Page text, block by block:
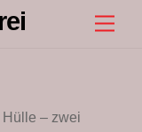
Hülle – zwei